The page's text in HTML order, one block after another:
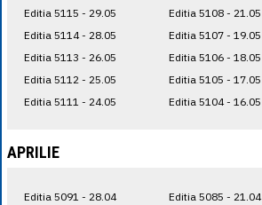
Editia 5115 - 29.05
Editia 5114 - 28.05
Editia 5113 - 26.05
Editia 5112 - 25.05
Editia 5111 - 24.05
Editia 5108 - 21.05
Editia 5107 - 19.05
Editia 5106 - 18.05
Editia 5105 - 17.05
Editia 5104 - 16.05
APRILIE
Editia 5091 - 28.04 Editia 5085 - 21.04